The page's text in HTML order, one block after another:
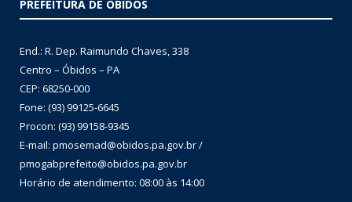
PREFEITURA DE ÓBIDOS
End.: R. Dep. Raimundo Chaves, 338
Centro – Óbidos – PA
CEP: 68250-000
Fone: (93) 99125-6645
Procon: (93) 99158-9345
E-mail: pmosemad@obidos.pa.gov.br /
pmogabprefeito@obidos.pa.gov.br
Horário de atendimento: 08:00 às 14:00